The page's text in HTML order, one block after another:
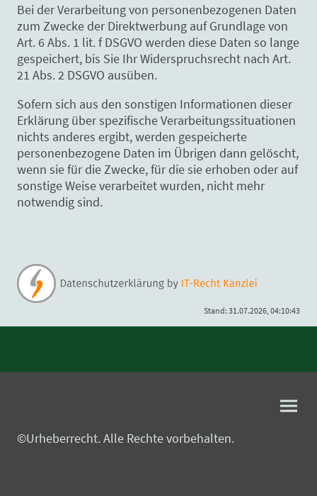
Bei der Verarbeitung von personenbezogenen Daten
zum Zwecke der Direktwerbung auf Grundlage von
Art. 6 Abs. 1 lit. f DSGVO werden diese Daten so lange
gespeichert, bis Sie Ihr Widerspruchsrecht nach Art.
21 Abs. 2 DSGVO ausüben.
Sofern sich aus den sonstigen Informationen dieser
Erklärung über spezifische Verarbeitungssituationen
nichts anderes ergibt, werden gespeicherte
personenbezogene Daten im Übrigen dann gelöscht,
wenn sie für die Zwecke, für die sie erhoben oder auf
sonstige Weise verarbeitet wurden, nicht mehr
notwendig sind.
Stand: 31.07.2026, 04:10:43
©Urheberrecht. Alle Rechte vorbehalten.